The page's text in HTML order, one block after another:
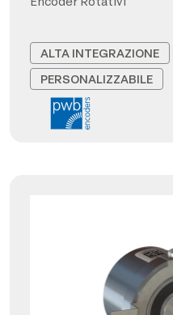
ALTA INTEGRAZIONE
PERSONALIZZABILE